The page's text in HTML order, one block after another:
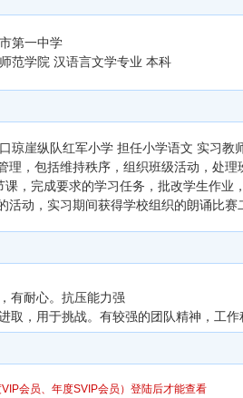
第一中学
范学院 汉语言文学专业 本科
琼崖纵队红军小学 担任小学语文 实习教
理，包括维持秩序，组织班级活动，处
课，完成要求的学习任务，批改学生作
活动，实习期间获得学校组织的朗诵比
有耐心。抗压能力强
取，用于挑战。有较强的团队精神，工
会员、年度SVIP会员）登陆后才能查看